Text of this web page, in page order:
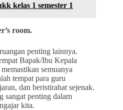
kelas 1 semester 1
room.
penting lainnya.
Bapak/Ibu Kepala
semuanya
tempat para guru
dan beristirahat sejenak.
sangat penting dalam
kita.